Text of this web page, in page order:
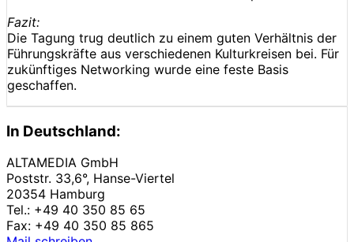
Fazit:
Die Tagung trug deutlich zu einem guten Verhältnis der
Führungskräfte aus verschiedenen Kulturkreisen bei. Für
zukünftiges Networking wurde eine feste Basis
geschaffen.
In Deutschland:
ALTAMEDIA GmbH
Poststr. 33,6°, Hanse-Viertel
20354 Hamburg
Tel.: +49 40 350 85 65
Fax: +49 40 350 85 865